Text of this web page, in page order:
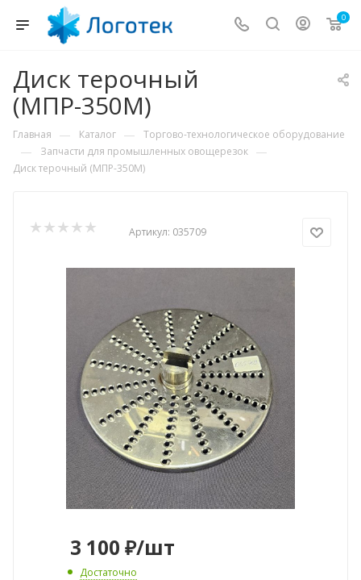
0
Диск терочный
(МПР-350М)
Главная — Каталог — Торгово-технологическое оборудование
— Запчасти для промышленных овощерезок —
Диск терочный (МПР-350М)
Артикул: 035709
3 100 ₽/шт
Достаточно